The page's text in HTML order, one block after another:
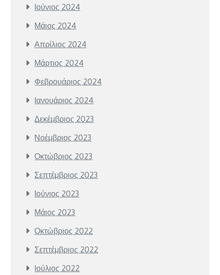
Ιούνιος 2024
Μάιος 2024
Απρίλιος 2024
Μάρτιος 2024
Φεβρουάριος 2024
Ιανουάριος 2024
Δεκέμβριος 2023
Νοέμβριος 2023
Οκτώβριος 2023
Σεπτέμβριος 2023
Ιούνιος 2023
Μάιος 2023
Οκτώβριος 2022
Σεπτέμβριος 2022
Ιούλιος 2022